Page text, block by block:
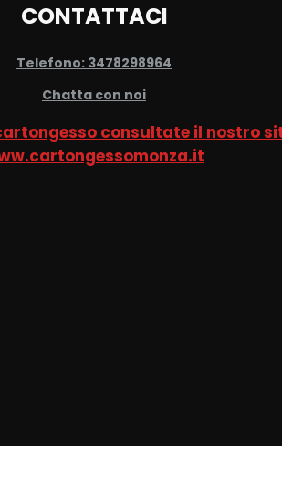
CONTATTACI
Telefono: 3478298964
Chatta con noi
consultate il nostro